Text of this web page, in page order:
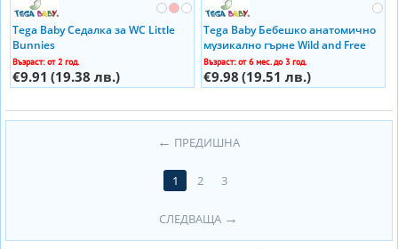
Tega Baby Седалка за WC Little
Bunnies
Възраст: от 2 год.
€9.91 (19.38 лв.)
Tega Baby Бебешко анатомично
музикално гърне Wild and Free
Възраст: от 6 мес. до 3 год.
€9.98 (19.51 лв.)
ПРЕДИШНА
1 2 3
СЛЕДВАЩА